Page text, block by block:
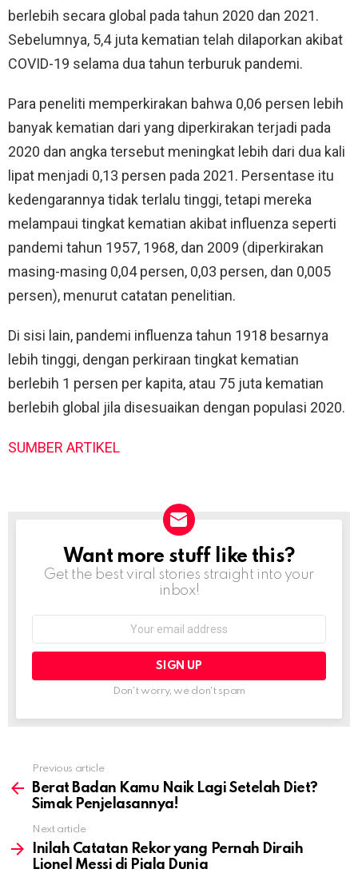
berlebih secara global pada tahun 2020 dan 2021.
Sebelumnya, 5,4 juta kematian telah dilaporkan akibat
COVID-19 selama dua tahun terburuk pandemi.
Para peneliti memperkirakan bahwa 0,06 persen lebih
banyak kematian dari yang diperkirakan terjadi pada
2020 dan angka tersebut meningkat lebih dari dua kali
lipat menjadi 0,13 persen pada 2021. Persentase itu
kedengarannya tidak terlalu tinggi, tetapi mereka
melampaui tingkat kematian akibat influenza seperti
pandemi tahun 1957, 1968, dan 2009 (diperkirakan
masing-masing 0,04 persen, 0,03 persen, dan 0,005
persen), menurut catatan penelitian.
Di sisi lain, pandemi influenza tahun 1918 besarnya
lebih tinggi, dengan perkiraan tingkat kematian
berlebih 1 persen per kapita, atau 75 juta kematian
berlebih global jila disesuaikan dengan populasi 2020.
SUMBER ARTIKEL
NEWSLETTER
Want more stuff like this?
Get the best viral stories straight into your
inbox!
Don't worry, we don't spam
more
Previous article
Berat Badan Kamu Naik Lagi Setelah Diet?
Simak Penjelasannya!
Next article
Inilah Catatan Rekor yang Pernah Diraih
Lionel Messi di Piala Dunia